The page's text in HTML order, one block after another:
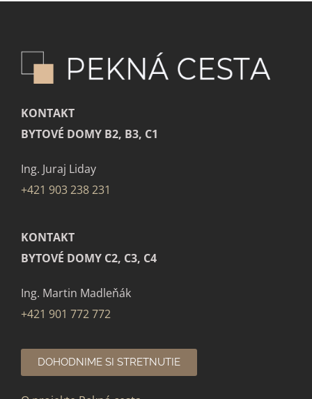
KONTAKT
BYTOVÉ DOMY B2, B3, C1
Ing. Juraj Liday
+421 903 238 231
KONTAKT
BYTOVÉ DOMY C2, C3, C4
Ing. Martin Madleňák
+421 901 772 772
DOHODNIME SI STRETNUTIE